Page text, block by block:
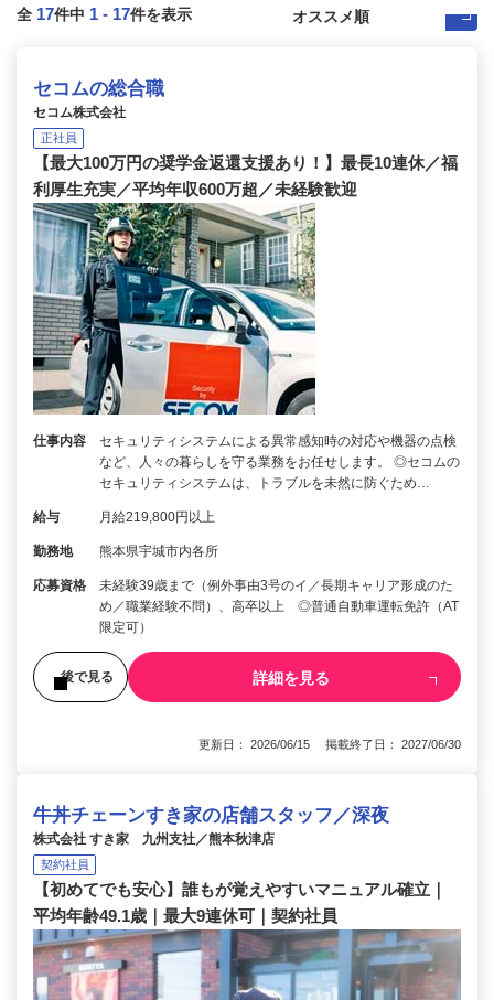
全 17件中 1 - 17件を表示
セコムの総合職
セコム株式会社
正社員
【最大100万円の奨学金返還支援あり！】最長10連休／福
利厚生充実／平均年収600万超／未経験歓迎
仕事内容
セキュリティシステムによる異常感知時の対応や機器の点検
など、人々の暮らしを守る業務をお任せします。 ◎セコムの
セキュリティシステムは、トラブルを未然に防ぐため…
給与 月給219,800円以上
勤務地 熊本県宇城市内各所
応募資格
未経験39歳まで（例外事由3号のイ／長期キャリア形成のた
め／職業経験不問）、高卒以上 ◎普通自動車運転免許（AT
限定可）
後で見る 詳細を見る
更新日： 2026/06/15 掲載終了日： 2027/06/30
牛丼チェーンすき家の店舗スタッフ／深夜
株式会社 すき家 九州支社／熊本秋津店
契約社員
【初めてでも安心】誰もが覚えやすいマニュアル確立｜
平均年齢49.1歳｜最大9連休可｜契約社員